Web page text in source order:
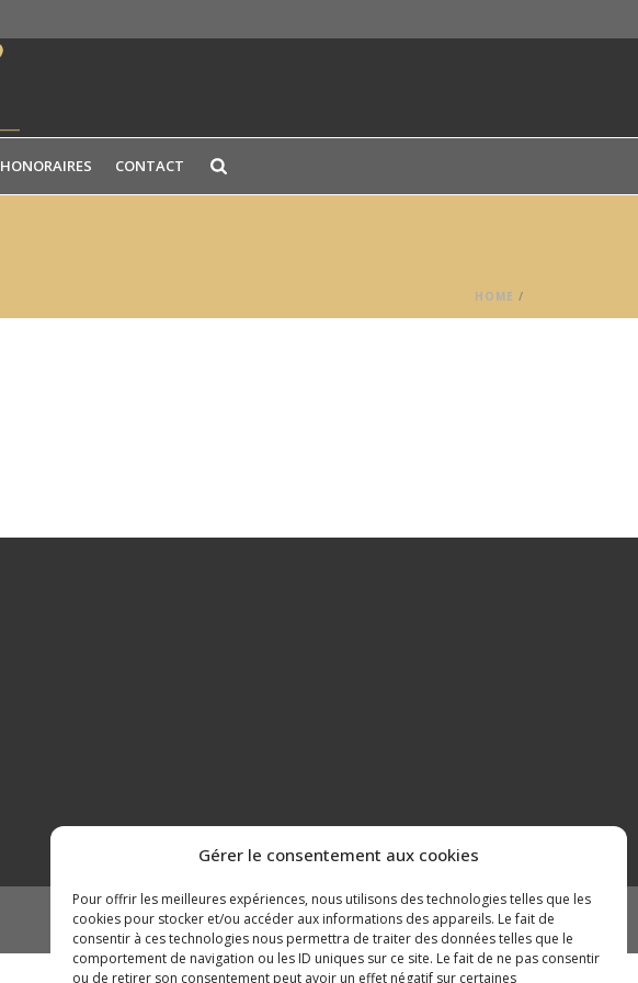
Gérer le consentement aux cookies
Pour offrir les meilleures expériences, nous utilisons des technologies telles que les
cookies pour stocker et/ou accéder aux informations des appareils. Le fait de
consentir à ces technologies nous permettra de traiter des données telles que le
comportement de navigation ou les ID uniques sur ce site. Le fait de ne pas consentir
ou de retirer son consentement peut avoir un effet négatif sur certaines
HONORAIRES CONTACT
HOME /
Mentions légales Plan du site